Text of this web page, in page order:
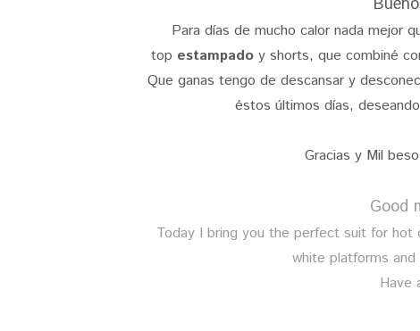
Para días de mucho calor nada mejor
top estampadoy shorts, que combiné
Que ganas tengo de descansar y
éstos últimos días,
Gracias y Mil
Good
Today I bring you the perfect suit for
white platforms
Have